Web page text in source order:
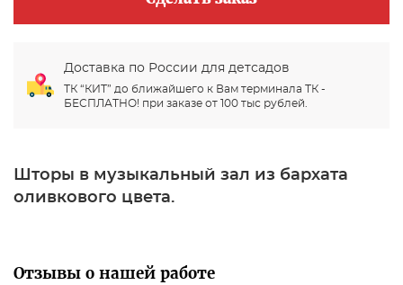
Доставка по России для детсадов
ТК “КИТ” до ближайшего к Вам терминала ТК -
БЕСПЛАТНО! при заказе от 100 тыс рублей.
Шторы в музыкальный зал из бархата
оливкового цвета.
Отзывы о нашей работе